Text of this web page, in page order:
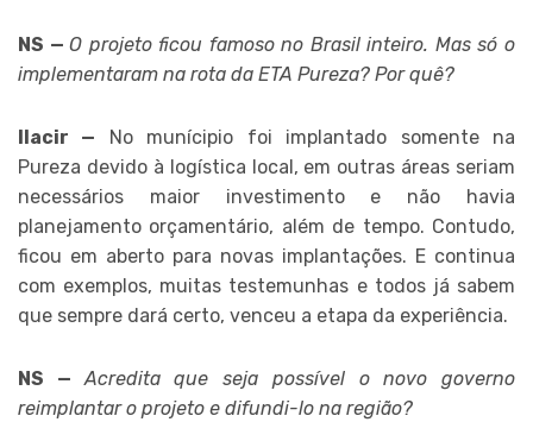
NS —O projeto ficou famoso no Brasil inteiro. Mas só o
implementaram na rota da ETA Pureza? Por quê?
Ilacir — No munícipio foi implantado somente na
Pureza devido à logística local, em outras áreas seriam
necessários maior investimento e não havia
planejamento orçamentário, além de tempo. Contudo,
ficou em aberto para novas implantações. E continua
com exemplos, muitas testemunhas e todos já sabem
que sempre dará certo, venceu a etapa da experiência.
NS —Acredita que seja possível o novo governo
reimplantar o projeto e difundi-lo na região?